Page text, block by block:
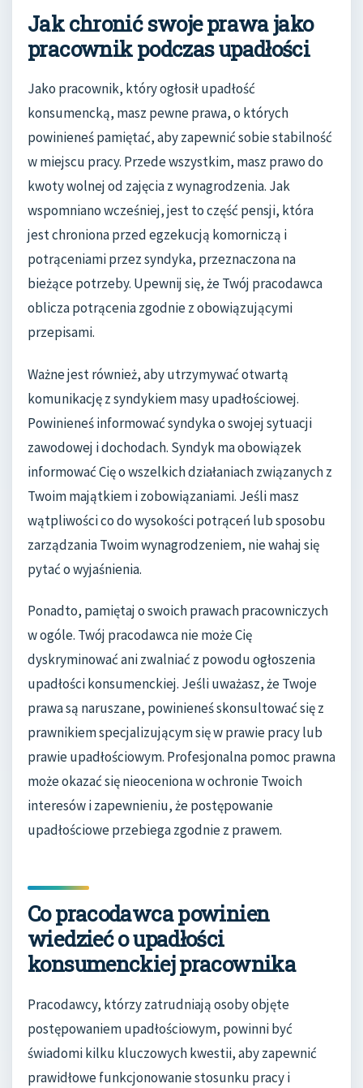
Jak chronić swoje prawa jako
pracownik podczas upadłości
Jako pracownik, który ogłosił upadłość
konsumencką, masz pewne prawa, o których
powinieneś pamiętać, aby zapewnić sobie stabilność
w miejscu pracy. Przede wszystkim, masz prawo do
kwoty wolnej od zajęcia z wynagrodzenia. Jak
wspomniano wcześniej, jest to część pensji, która
jest chroniona przed egzekucją komorniczą i
potrąceniami przez syndyka, przeznaczona na
bieżące potrzeby. Upewnij się, że Twój pracodawca
oblicza potrącenia zgodnie z obowiązującymi
przepisami.
Ważne jest również, aby utrzymywać otwartą
komunikację z syndykiem masy upadłościowej.
Powinieneś informować syndyka o swojej sytuacji
zawodowej i dochodach. Syndyk ma obowiązek
informować Cię o wszelkich działaniach związanych z
Twoim majątkiem i zobowiązaniami. Jeśli masz
wątpliwości co do wysokości potrąceń lub sposobu
zarządzania Twoim wynagrodzeniem, nie wahaj się
pytać o wyjaśnienia.
Ponadto, pamiętaj o swoich prawach pracowniczych
w ogóle. Twój pracodawca nie może Cię
dyskryminować ani zwalniać z powodu ogłoszenia
upadłości konsumenckiej. Jeśli uważasz, że Twoje
prawa są naruszane, powinieneś skonsultować się z
prawnikiem specjalizującym się w prawie pracy lub
prawie upadłościowym. Profesjonalna pomoc prawna
może okazać się nieoceniona w ochronie Twoich
interesów i zapewnieniu, że postępowanie
upadłościowe przebiega zgodnie z prawem.
Co pracodawca powinien
wiedzieć o upadłości
konsumenckiej pracownika
Pracodawcy, którzy zatrudniają osoby objęte
postępowaniem upadłościowym, powinni być
świadomi kilku kluczowych kwestii, aby zapewnić
prawidłowe funkcjonowanie stosunku pracy i